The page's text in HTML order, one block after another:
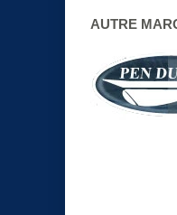
AUTRE